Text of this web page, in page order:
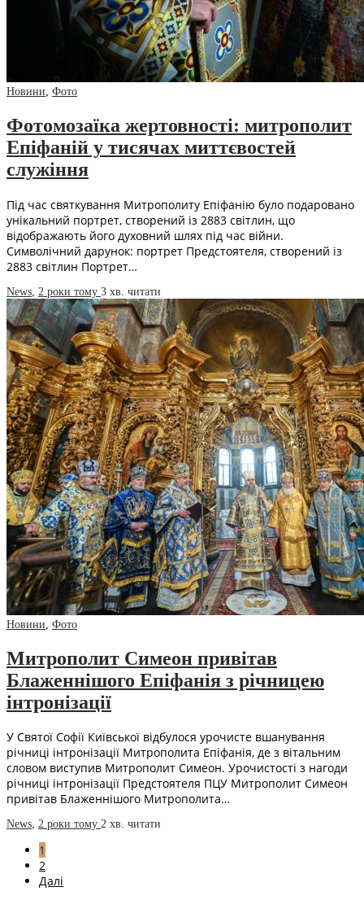
Новини Фото
Фотомозаїка жертовності: митрополит
Епіфаній у тисячах миттєвостей
служіння
Під час святкування Митрополиту Епіфанію було подаровано
унікальний портрет, створений із 2883 світлин, що
відображають його духовний шлях під час війни.
Символічний дарунок: портрет Предстоятеля, створений із
2883 світлин Портрет…
News 2 роки тому 3 хв. читати
Новини Фото
Митрополит Симеон привітав
Блаженнішого Епіфанія з річницею
інтронізації
У Святої Софії Київської відбулося урочисте вшанування
річниці інтронізації Митрополита Епіфанія, де з вітальним
словом виступив Митрополит Симеон. Урочистості з нагоди
річниці інтронізації Предстоятеля ПЦУ Митрополит Симеон
привітав Блаженнішого Митрополита…
News, 2 роки тому 2 хв. читати
1
2
Далі